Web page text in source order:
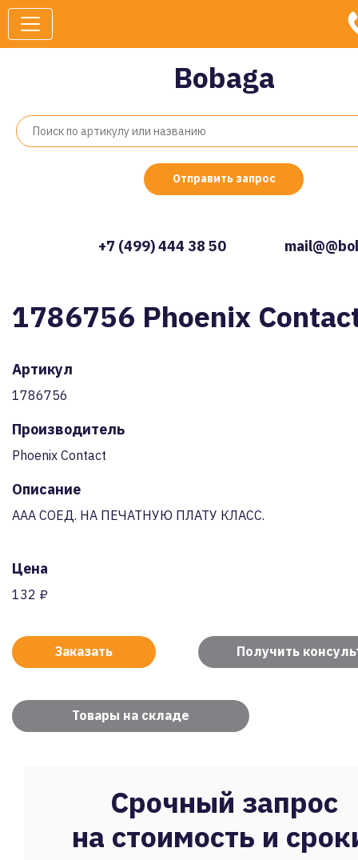
Bobaga
Отправить запрос
+7 (499) 444 38 50
1786756 Phoenix
Артикул
1786756
Производитель
Phoenix Contact
Описание
AAA СОЕД. НА ПЕЧАТНУЮ ПЛАТУ КЛАСС.
Цена
132 ₽
Заказать Получить
Товары на складе
Срочный запрос
на стоимость и